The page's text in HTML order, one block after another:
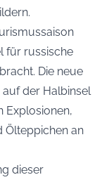
für russische
Die neue
der Halbinsel
Explosionen,
Ölteppichen an
dieser